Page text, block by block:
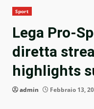
Sport
Lega Pro-
diretta
highlights
admin Febbraio 13,